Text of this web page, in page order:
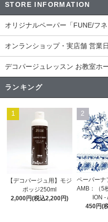
STORE INFORMATION
オリジナルペーパー「FUNE/フ
オンランショップ・実店舗 営業
デコパージュレッスン お教室ホ
ランキング
1
【デコパージュ用】モジ
ポッジ250ml
2,000円(税込2,200円)
2
ペーパーナ
AMB：（5
ION
450円(